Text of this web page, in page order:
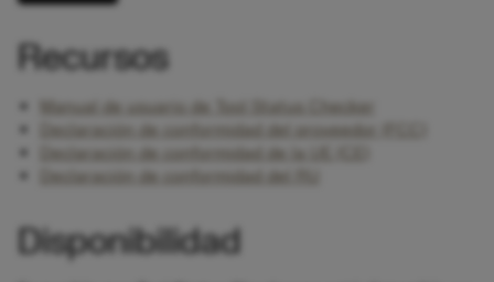
Recursos
Manual de usuario de Tool Status Checker
Declaración de conformidad del proveedor (FCC)
Declaración de conformidad de la UE (CE)
Declaración de conformidad del RU
Disponibilidad